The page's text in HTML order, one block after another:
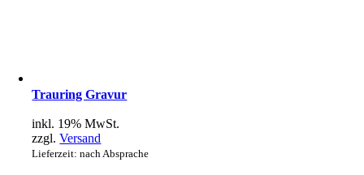
Trauring Gravur
inkl. 19% MwSt.
zzgl.Versand
Lieferzeit: nach Absprache